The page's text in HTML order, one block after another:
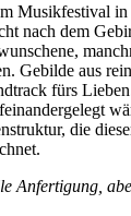
Musikfestival
nach dem
Gebilde aus
fürs
die
Anfertigung,